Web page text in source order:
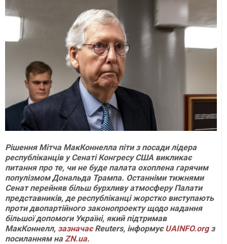
Рішення Мітча МакКоннелла піти з посади лідера
республіканців у Сенаті Конгресу США викликає
питання про те, чи не буде палата охоплена гарячим
популізмом Дональда Трампа. Останніми тижнями
Сенат перейняв більш бурхливу атмосферу Палати
представників, де республіканці жорстко виступають
проти двопартійного законопроекту щодо надання
більшої допомоги Україні, який підтримав
МакКоннелл, зазначаєReuters, інформуєUAINFO.orgз
посиланням на ZN.ua.